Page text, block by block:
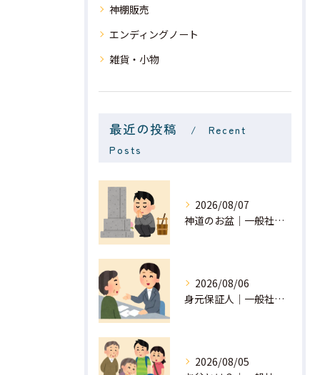
神棚販売
エンディングノート
雑貨・小物
最近の投稿
Recent
Posts
2026/08/07
神道のお盆｜一般社団法人 星月
2026/08/06
身元保証人｜一般社団法人 星月
2026/08/05